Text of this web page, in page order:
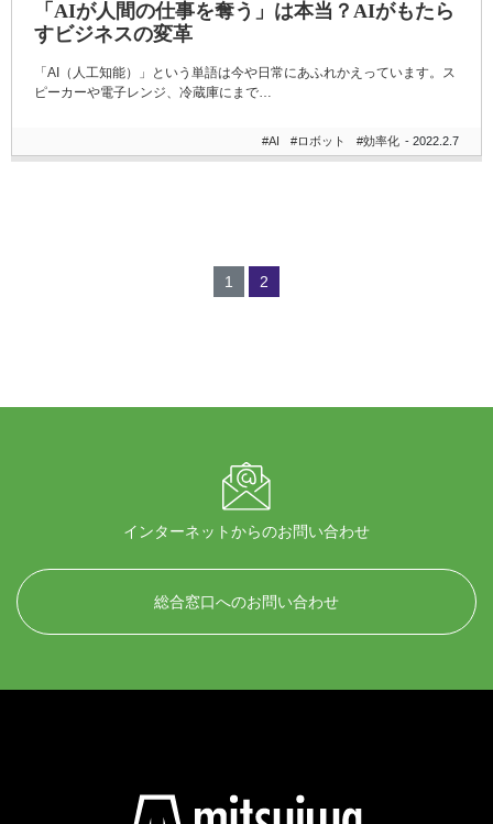
「AIが人間の仕事を奪う」は本当？AIがもたら
すビジネスの変革
「AI（人工知能）」という単語は今や日常にあふれかえっています。ス
ピーカーや電子レンジ、冷蔵庫にまで…
#AI #ロボット #効率化 - 2022.2.7
1 2
インターネットからのお問い合わせ
総合窓口へのお問い合わせ